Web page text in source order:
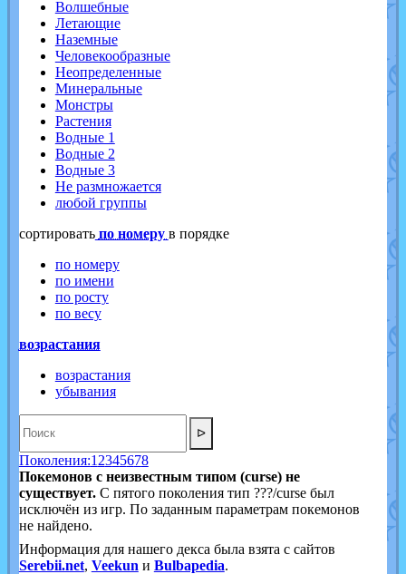
Волшебные
Летающие
Наземные
Человекообразные
Неопределенные
Минеральные
Монстры
Растения
Водные 1
Водные 2
Водные 3
Не размножается
любой группы
cортировать по номеру в порядке
по номеру
по имени
по росту
по весу
возрастания
возрастания
убывания
ᐅ
Поколения:1 2345678
Покемонов с неизвестным типом (curse) не
существует.С пятого поколения тип ???/curse был
исключён из игр. По заданным параметрам покемонов
не найдено.
Информация для нашего декса была взята с сайтов
Serebii.net, Veekun и Bulbapedia.